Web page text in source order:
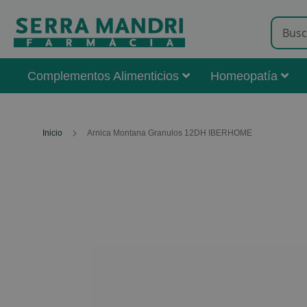
Complementos Alimenticios Homeopatía
Inicio Arnica Montana Granulos 12DH IBERHOME